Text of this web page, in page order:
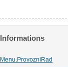
Informations
Menu.ProvozniRad